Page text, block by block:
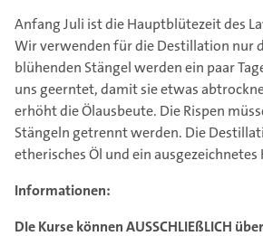
Anfang Juli ist die Hauptblütezeit des
Wir verwenden für die Destillation nur
blühenden Stängel werden ein paar
uns geerntet, damit sie etwas
erhöht die Ölausbeute. Die Rispen
Stängeln getrennt werden. Die
etherisches Öl und ein
Informationen:
DIe Kurse können AUSSCHLIEßLICH